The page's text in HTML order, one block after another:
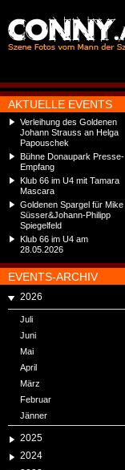
AKTUELLE EVENTS
Verleihung des Goldenen
Johann Strauss an Helga
Papouschek
Bühne Donaupark Presse-
Empfang
Klub 66 im U4 mit Tamara
Mascara
Goldenen Spargel für Mike
Süsser&Johann-Philipp
Spiegelfeld
Klub 66 im U4 am
28.05.2026
EVENTS-ARCHIV
2026
Juli
Juni
Mai
April
März
Februar
Jänner
2025
2024